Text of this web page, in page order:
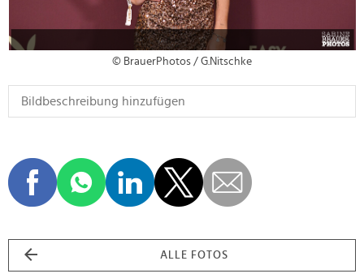
© BrauerPhotos / G.Nitschke
ALLE FOTOS